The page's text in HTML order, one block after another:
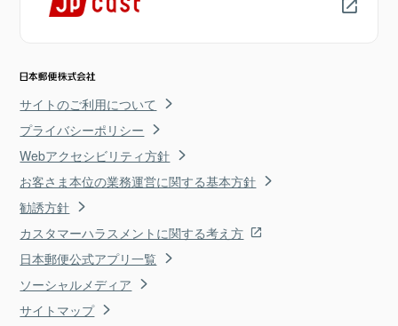
サイトのご利用について
プライバシーポリシー
Webアクセシビリティ方針
お客さま本位の業務運営に関する基本方針
勧誘方針
カスタマーハラスメントに関する考え方
日本郵便公式アプリ一覧
ソーシャルメディア
サイトマップ